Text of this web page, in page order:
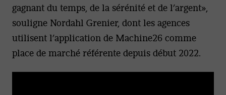
gagnant du temps, de la sérénité et de l’argent»,
souligne Nordahl Grenier, dont les agences
utilisent l’application de Machine26 comme
place de marché référente depuis début 2022.